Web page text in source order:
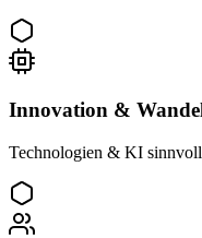
Innovation &
Technologien & KI